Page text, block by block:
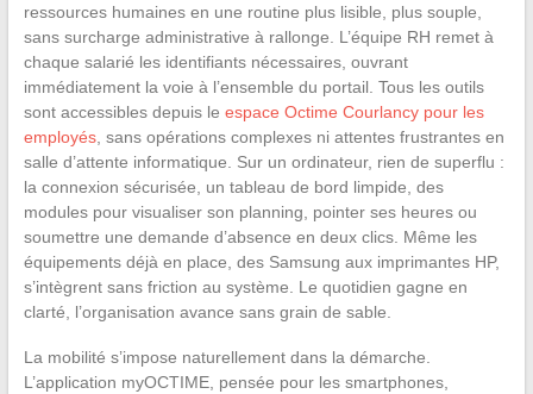
ressources humaines en une routine plus lisible, plus souple,
sans surcharge administrative à rallonge. L’équipe RH remet à
chaque salarié les identifiants nécessaires, ouvrant
immédiatement la voie à l’ensemble du portail. Tous les outils
sont accessibles depuis le espace Octime Courlancy pour les
employés, sans opérations complexes ni attentes frustrantes en
salle d’attente informatique. Sur un ordinateur, rien de superflu :
la connexion sécurisée, un tableau de bord limpide, des
modules pour visualiser son planning, pointer ses heures ou
soumettre une demande d’absence en deux clics. Même les
équipements déjà en place, des Samsung aux imprimantes HP,
s’intègrent sans friction au système. Le quotidien gagne en
clarté, l’organisation avance sans grain de sable.
La mobilité s’impose naturellement dans la démarche.
L’application myOCTIME, pensée pour les smartphones,